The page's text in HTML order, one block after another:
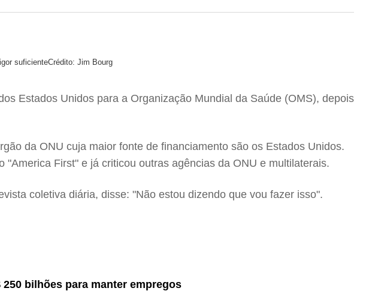
suficienteCrédito: Jim Bourg
Estados Unidos para a Organização Mundial da Saúde (OMS), depois
da ONU cuja maior fonte de financiamento são os Estados Unidos.
First" e já criticou outras agências da ONU e multilaterais.
coletiva diária, disse: "Não estou dizendo que vou fazer isso".
bilhões para manter empregos